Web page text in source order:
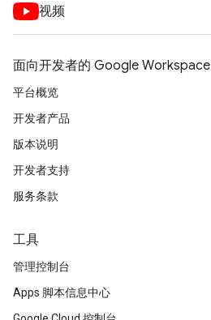
视频
面向开发者的 Google Workspace
平台概览
开发者产品
版本说明
开发者支持
服务条款
工具
管理控制台
Apps 脚本信息中心